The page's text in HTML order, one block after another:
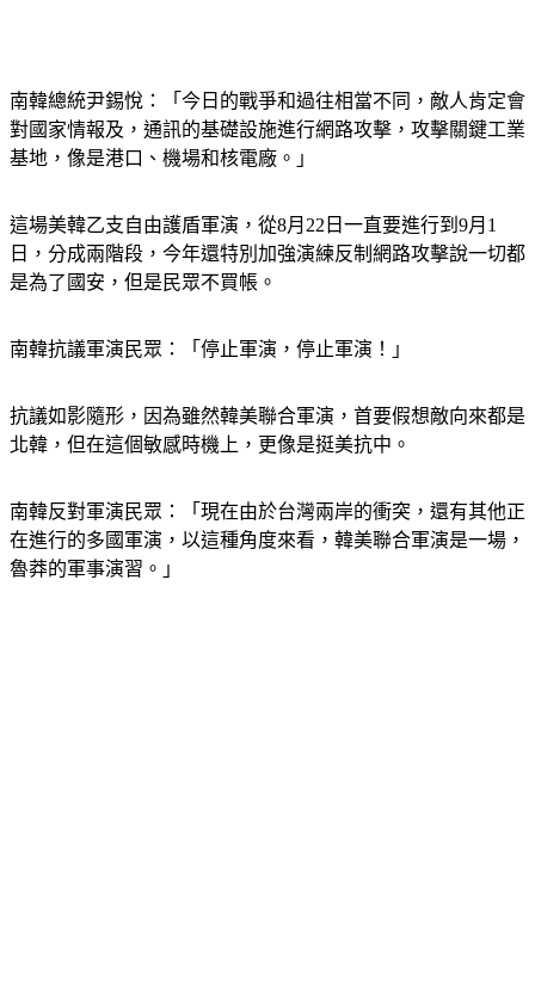
對國家情報及，通訊的基礎設施進行網路攻擊，攻擊關鍵工業
基地，像是港口、機場和核電廠。」
日，分成兩階段，今年還特別加強演練反制網路攻擊說一切都
是為了國安，但是民眾不買帳。
北韓，但在這個敏感時機上，更像是挺美抗中。
在進行的多國軍演，以這種角度來看，韓美聯合軍演是一場，
魯莽的軍事演習。」